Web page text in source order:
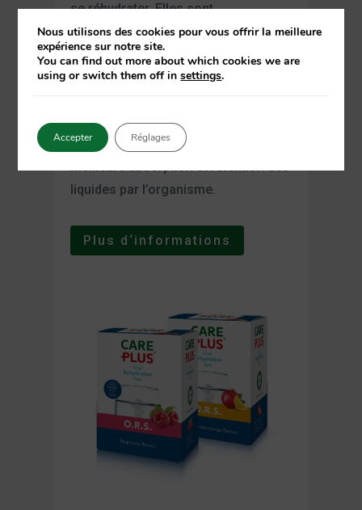
se réhydrater. Elles sont
particulièrement indiquées en cas de
perte de liquides due à la diarrhée,
aux vomissements, à une
fièvre
. Leur composition, à base
sels et de glucose, favorise une
meilleure absorption et rétention des
liquides par l’organisme.
Plus d‘informations
Nous utilisons des cookies pour vous offrir la meilleure
expérience sur notre site.
You can find out more about which cookies we are
using or switch them off insettings.
Accepter Réglages